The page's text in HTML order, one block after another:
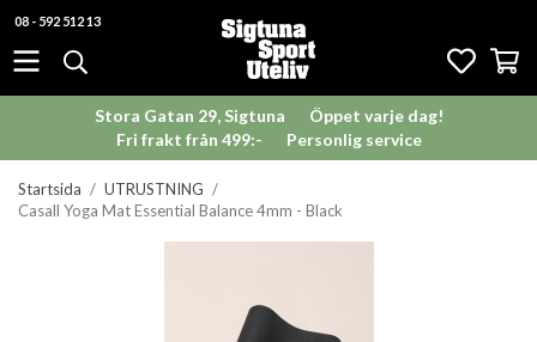
08 - 592 512 13
Stora Gatan 29, Sigtuna
Öppet varje dag!
Fri frakt från 499:-
Personlig service
Startsida / UTRUSTNING /
Casall Yoga Mat Essential Balance 4mm - Black